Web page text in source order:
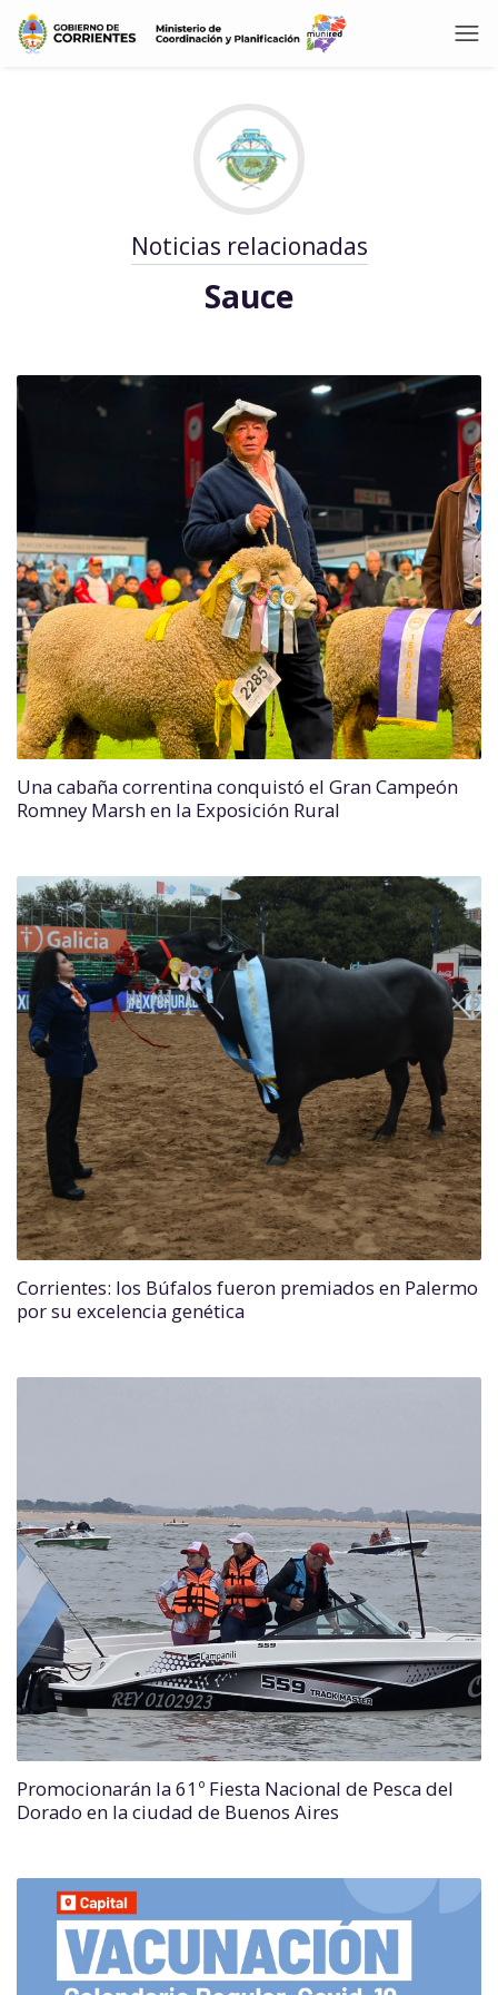
Noticias relacionadas
Sauce
Una cabaña correntina conquistó el Gran Campeón
Romney Marsh en la Exposición Rural
Corrientes: los Búfalos fueron premiados en Palermo
por su excelencia genética
Promocionarán la 61º Fiesta Nacional de Pesca del
Dorado en la ciudad de Buenos Aires